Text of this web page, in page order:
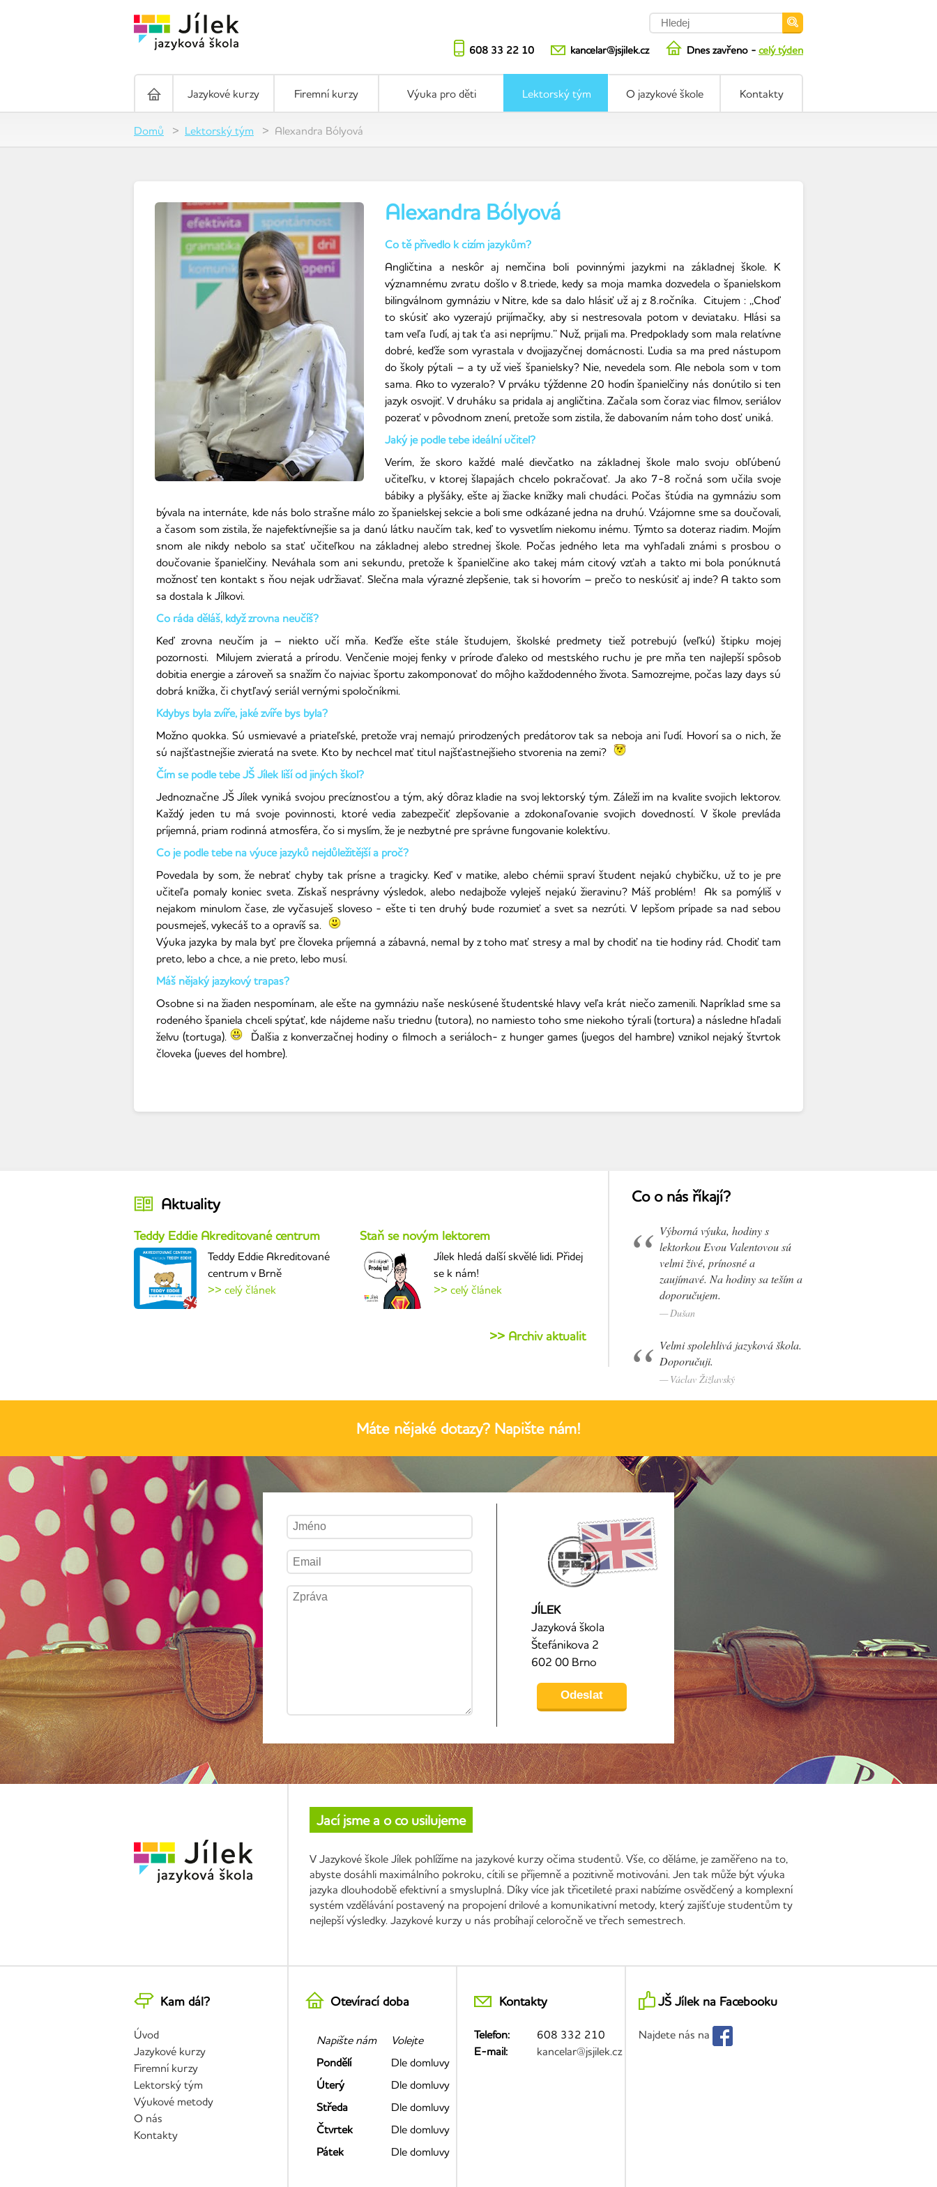
608 33 22 10 kancelar@jsjilek.cz Dnes zavřeno - celý týden
Jazykové kurzy Firemní kurzy Výuka pro děti Lektorský tým O jazykové škole Kontakty
Domů Lektorský tým Alexandra Bólyová
Alexandra Bólyová
Co tě přivedlo k cizím jazykům?
Angličtina a neskôr aj nemčina boli povinnými jazykmi na základnej škole. K
významnému zvratu došlo v 8.triede, kedy sa moja mamka dozvedela o španielskom
bilingválnom gymnáziu v Nitre, kde sa dalo hlásiť už aj z 8.ročníka.Citujem : ,,Choď
to skúsiť ako vyzerajú prijímačky, aby si nestresovala potom v deviataku. Hlási sa
tam veľa ľudí, aj tak ťa asi nepríjmu.’’ Nuž, prijali ma. Predpoklady som mala relatívne
dobré, keďže som vyrastala v dvojjazyčnej domácnosti. Ľudia sa ma pred nástupom
do školy pýtali – a ty už vieš španielsky? Nie, nevedela som. Ale nebola som v tom
sama. Ako to vyzeralo? V prváku týždenne 20 hodín španielčiny nás donútilo si ten
jazyk osvojiť. V druháku sa pridala aj angličtina. Začala som čoraz viac filmov, seriálov
pozerať v pôvodnom znení, pretože som zistila, že dabovaním nám toho dosť uniká.
Jaký je podle tebe ideální učitel?
Verím, že skoro každé malé dievčatko na základnej škole malo svoju obľúbenú
učiteľku, v ktorej šlapajách chcelo pokračovať. Ja ako 7-8 ročná som učila svoje
bábiky a plyšáky, ešte aj žiacke knižky mali chudáci. Počas štúdia na gymnáziu som
bývala na internáte, kde nás bolo strašne málo zo španielskej sekcie a boli sme odkázané jedna na druhú. Vzájomne sme sa doučovali,
a časom som zistila, že najefektívnejšie sa ja danú látku naučím tak, keď to vysvetlím niekomu inému. Týmto sa doteraz riadim. Mojím
snom ale nikdy nebolo sa stať učiteľkou na základnej alebo strednej škole. Počas jedného leta ma vyhľadali známi s prosbou o
doučovanie španielčiny. Neváhala som ani sekundu, pretože k španielčine ako takej mám citový vzťah a takto mi bola ponúknutá
možnosť ten kontakt s ňou nejak udržiavať. Slečna mala výrazné zlepšenie, tak si hovorím – prečo to neskúsiť aj inde? A takto som
sa dostala k Jílkovi.
Co ráda děláš, když zrovna neučíš?
Keď zrovna neučím ja – niekto učí mňa. Keďže ešte stále študujem, školské predmety tiež potrebujú (veľkú) štipku mojej
pozornosti. Milujem zvieratá a prírodu. Venčenie mojej fenky v prírode ďaleko od mestského ruchu je pre mňa ten najlepší spôsob
dobitia energie a zároveň sa snažím čo najviac športu zakomponovať do môjho každodenného života. Samozrejme, počas lazy days sú
dobrá knižka, či chytľavý seriál vernými spoločníkmi.
Kdybys byla zvíře, jaké zvíře bys byla?
Možno quokka. Sú usmievavé a priateľské, pretože vraj nemajú prirodzených predátorov tak sa neboja ani ľudí. Hovorí sa o nich, že
sú najšťastnejšie zvieratá na svete. Kto by nechcel mať titul najšťastnejšieho stvorenia na zemi?
Čím se podle tebe JŠ Jílek liší od jiných škol?
Jednoznačne JŠ Jílek vyniká svojou precíznosťou a tým, aký dôraz kladie na svoj lektorský tým. Záleží im na kvalite svojich lektorov.
Každý jeden tu má svoje povinnosti, ktoré vedia zabezpečiť zlepšovanie a zdokonaľovanie svojich dovedností. V škole prevláda
príjemná, priam rodinná atmosféra, čo si myslím, že je nezbytné pre správne fungovanie kolektívu.
Co je podle tebe na výuce jazyků nejdůležitější a proč?
Povedala by som, že nebrať chyby tak prísne a tragicky. Keď v matike, alebo chémii spraví študent nejakú chybičku, už to je pre
učiteľa pomaly koniec sveta. Získaš nesprávny výsledok, alebo nedajbože vyleješ nejakú žieravinu? Máš problém! Ak sa pomýliš v
nejakom minulom čase, zle vyčasuješ sloveso - ešte ti ten druhý bude rozumieť a svet sa nezrúti. V lepšom prípade sa nad sebou
pousmeješ, vykecáš to a opravíš sa.
Výuka jazyka by mala byť pre človeka príjemná a zábavná, nemal by z toho mať stresy a mal by chodiť na tie hodiny rád. Chodiť tam
preto, lebo a chce, a nie preto, lebo musí.
Máš nějaký jazykový trapas?
Osobne si na žiaden nespomínam, ale ešte na gymnáziu naše neskúsené študentské hlavy veľa krát niečo zamenili. Napríklad sme sa
rodeného španiela chceli spýtať, kde nájdeme našu triednu (tutora), no namiesto toho sme niekoho týrali (tortura) a následne hľadali
želvu (tortuga).
Ďalšia z konverzačnej hodiny o filmoch a seriáloch- z hunger games (juegos del hambre) vznikol nejaký štvrtok
človeka (jueves del hombre).
Aktuality
Teddy Eddie Akreditované centrum
Teddy Eddie Akreditované
centrum v Brně
>> celý článek
Staň se novým lektorem
Jílek hledá další skvělé lidi. Přidej
se k nám!
>> celý článek
>> Archiv aktualit
Co o nás říkají?
Výborná výuka, hodiny s
lektorkou Evou Valentovou sú
velmi živé, prínosné a
zaujímavé. Na hodiny sa teším a
doporučujem.
Dušan
Velmi spolehlivá jazyková škola.
Doporučuji.
Václav Žižlavský
Máte nějaké dotazy? Napište nám!
JÍLEK
Jazyková škola
Štefánikova 2
602 00 Brno
Jací jsme a o co usilujeme
V Jazykové škole Jílek pohlížíme na jazykové kurzy očima studentů. Vše, co děláme, je zaměřeno na to,
abyste dosáhli maximálního pokroku, cítili se příjemně a pozitivně motivováni. Jen tak může být výuka
jazyka dlouhodobě efektivní a smysluplná. Díky více jak třicetileté praxi nabízíme osvědčený a komplexní
systém vzdělávání postavený na propojení drilové a komunikativní metody, který zajišťuje studentům ty
nejlepší výsledky. Jazykové kurzy u nás probíhají celoročně ve třech semestrech.
Kam dál?
Úvod
Jazykové kurzy
Firemní kurzy
Lektorský tým
Výukové metody
O nás
Kontakty
Otevírací doba
Napište nám
Volejte
Pondělí
Dle domluvy
Úterý
Dle domluvy
Středa
Dle domluvy
Čtvrtek
Dle domluvy
Pátek
Dle domluvy
Kontakty
Telefon:
608 332 210
E-mail:
kancelar@jsjilek.cz
JŠ Jílek na Facebooku
Najdete nás na